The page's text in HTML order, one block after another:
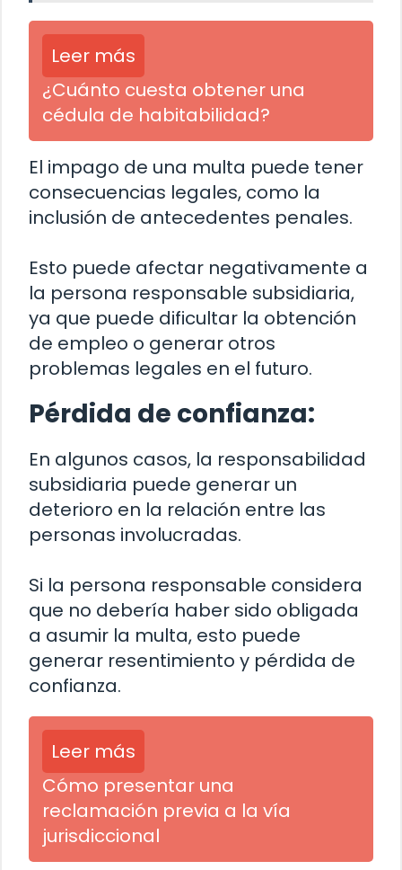
Leer más
¿Cuánto cuesta obtener una
cédula de habitabilidad?
El impago de una multa puede tener
consecuencias legales, como la
inclusión de antecedentes penales.
Esto puede afectar negativamente a
la persona responsable subsidiaria,
ya que puede dificultar la obtención
de empleo o generar otros
problemas legales en el futuro.
Pérdida de confianza:
En algunos casos, la responsabilidad
subsidiaria puede generar un
deterioro en la relación entre las
personas involucradas.
Si la persona responsable considera
que no debería haber sido obligada
a asumir la multa, esto puede
generar resentimiento y pérdida de
confianza.
Leer más
Cómo presentar una
reclamación previa a la vía
jurisdiccional